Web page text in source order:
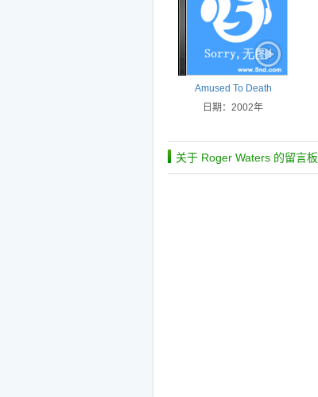
Amused To Death
日期：2002年
关于 Roger Waters 的留言板